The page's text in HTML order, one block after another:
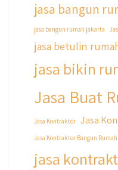
Untuk informasi
jasa bangun
jasa bangun rumah jakarta
jasa betulin
jasa bikin
Jasa Buat
Jasa Kontraktor Jasa
Jasa Kontraktor Bangun Rumah
jasa